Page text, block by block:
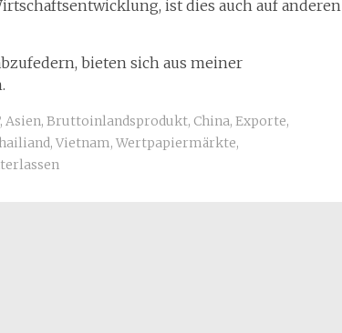
ist dies auch auf anderen
bieten sich aus meiner
, Asien, Bruttoinlandsprodukt, China, Exporte,
, Vietnam, Wertpapiermärkte,